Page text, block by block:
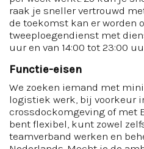
raak je sneller vertrouwd
de toekomst kan er worden
tweeploegendienst met
uur en van 14:00 tot 23:00
Functie-eisen
We zoeken iemand met
logistiek werk, bij voorkeur
crossdockomgeving of met
bent flexibel, kunt zowel
teamverband werken en